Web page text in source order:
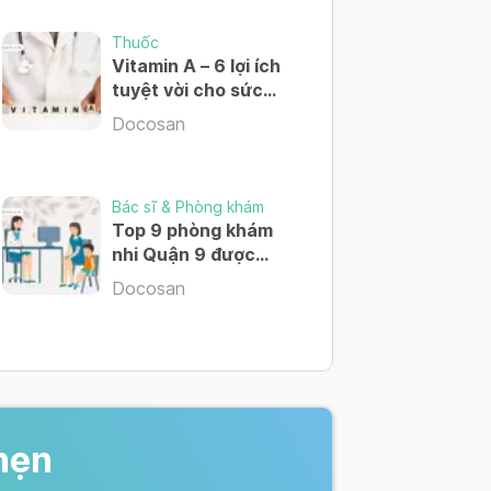
giá dinh dưỡng - Hướng dẫn
suyễn - Đánh giá bệnh lý hô
gan B
Thuốc
Vitamin A – 6 lợi ích
tuyệt vời cho sức
khỏe của bạn
Docosan
Bác sĩ & Phòng khám
Top 9 phòng khám
nhi Quận 9 được
nhiều cha mẹ lựa
Docosan